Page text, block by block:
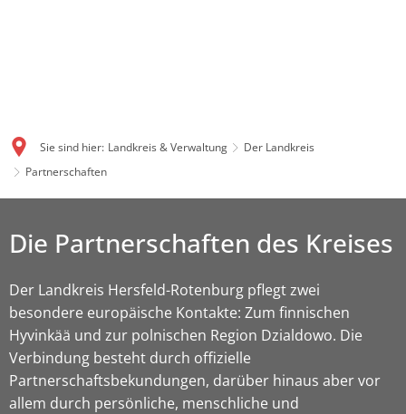
Sie sind hier: Landkreis & Verwaltung
Der Landkreis
Partnerschaften
Die Partnerschaften des Kreises
Der Landkreis Hersfeld-Rotenburg pflegt zwei
besondere europäische Kontakte: Zum finnischen
Hyvinkää und zur polnischen Region Dzialdowo. Die
Verbindung besteht durch offizielle
Partnerschaftsbekundungen, darüber hinaus aber vor
allem durch persönliche, menschliche und